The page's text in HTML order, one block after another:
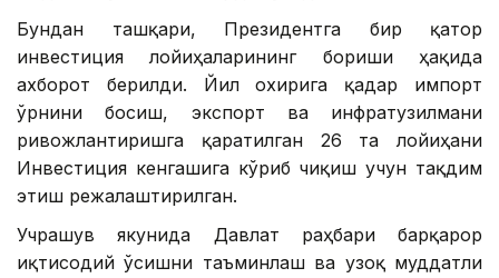
Бундан ташқари, Президентга бир қатор
инвестиция лойиҳаларининг бориши ҳақида
ахборот берилди. Йил охирига қадар импорт
ўрнини босиш, экспорт ва инфратузилмани
ривожлантиришга қаратилган 26 та лойиҳани
Инвестиция кенгашига кўриб чиқиш учун тақдим
этиш режалаштирилган.
Учрашув якунида Давлат раҳбари барқарор
иқтисодий ўсишни таъминлаш ва узоқ муддатли